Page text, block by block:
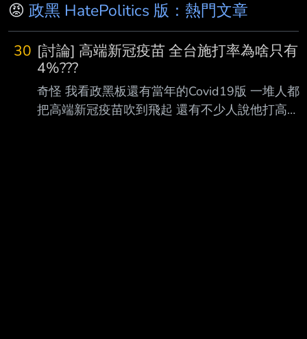
😡 政黑 HatePolitics 版：熱門文章
30 [討論] 高端新冠疫苗 全台施打率為啥只有
4%???
奇怪 我看政黑板還有當年的Covid19版 一堆人都
把高端新冠疫苗吹到飛起 還有不少人說他打高端